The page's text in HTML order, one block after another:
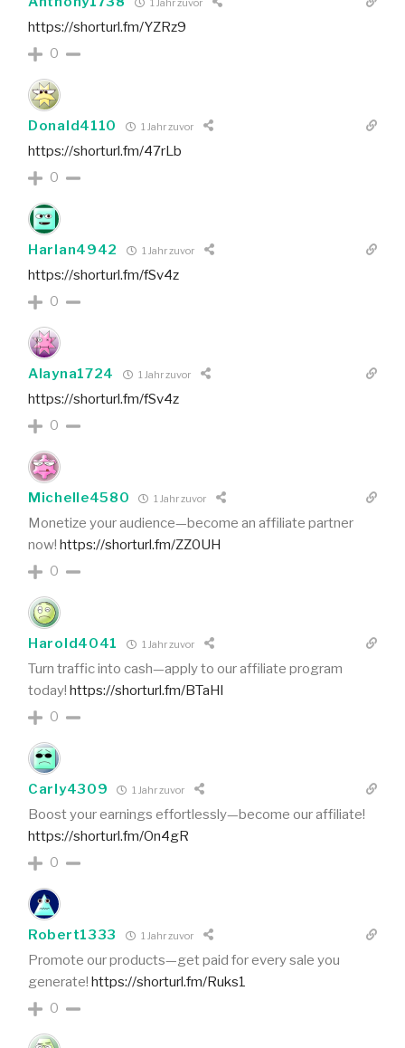
https://shorturl.fm/YZRz9
0
Donald4110 1 Jahr zuvor
https://shorturl.fm/47rLb
0
Harlan4942 1 Jahr zuvor
https://shorturl.fm/fSv4z
0
Alayna1724 1 Jahr zuvor
https://shorturl.fm/fSv4z
0
Michelle4580 1 Jahr zuvor
Monetize your audience—become an affiliate partner
now! https://shorturl.fm/ZZ0UH
0
Harold4041 1 Jahr zuvor
Turn traffic into cash—apply to our affiliate program
today! https://shorturl.fm/BTaHl
0
Carly4309 1 Jahr zuvor
Boost your earnings effortlessly—become our affiliate!
https://shorturl.fm/On4gR
0
Robert1333 1 Jahr zuvor
Promote our products—get paid for every sale you
generate! https://shorturl.fm/Ruks1
0